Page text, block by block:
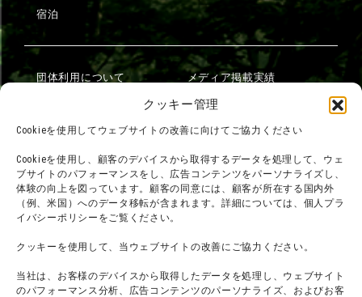
クッキー管理
Cookieを使用してウェブサイトの改善に向けてご協力ください
Cookieを使用し、顧客のデバイスから取得するデータを処理して、ウェ
ブサイトのパフォーマンスをし、広告コンテンツをパーソナライズし、
体験の向上を図っています。顧客の同意には、顧客が所在する国内外
（例、米国）へのデータ移転が含まれます。詳細については、個人プラ
イバシーポリシーをご覧ください。
クッキーを使用して、当ウェブサイトの改善にご協力ください。
当社は、お客様のデバイスから取得したデータを処理し、ウェブサイト
のパフォーマンス分析、広告コンテンツのパーソナライズ、およびお客
宿泊
団体利用について
チームビルディング計画
よくある質問・
利用規約
プライバシーポリシー
プレスリリース
メディア掲載実績
SNS
法令に基づく表記
会社概要
スタッフ募集